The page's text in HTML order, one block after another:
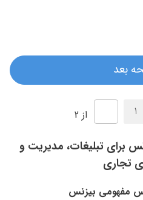
بعد
از 2
برای تبلیغات، مدیریت و
تجاری
مفهومی بیزنس